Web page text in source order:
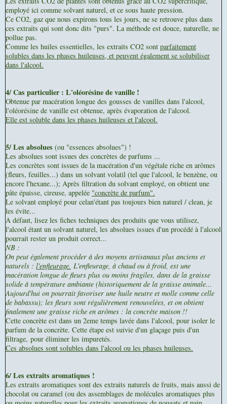
employé ici comme solvant naturel, et ce sous haute pression.
Ce CO2, gaz que nous expirons tous les jours, ne se retrouve plus dans
ces extraits qui sont donc dits "purs". La méthode est douce, naturelle, ne
pollue pas.
Comme les huiles essentielles, les extraits CO2 sont parfaitement
solubles dans les phases huileuses, et peuvent également se solubiliser
dans l'alcool.
4/ Cas particulier : L'oléorésine de vanille !
Obtenue par macération longue des gousses de vanilles dans l'alcool,
l'oléorésine de vanille est obtenue, après évaporation de l'alcool.
Elle est soluble dans les phases huileuses et l'alcool.
5/ Les absolues (ou "essences absolues") !
Les absolues sont issues des concrètes de parfums ...
Les concrètes sont issues de la macération d'un végétale riche en arômes
(fleurs, feuilles...) dans un solvant volatil (tel que l'alcool, le benzène, ou
encore l'hexane...); Après filtration du solvant employé, on obtient une
pâte épaisse, cireuse, appelée "concrète de parfum".
Le solvant employé pour celan'étant pas toujours bien naturel / clean, je
les évite...
A défaut, lisez les fiches techniques des produits que vous utilisez,
l'alcool étant un solvant naturel, les absolues issues d'un procédé à l'alcool
pourrait rester un produit correct...
NB :
On peut également procéder à des moyens artisanaux plus anciens et
naturels : l'enfleurage. L'enfleurage, à chaud ou à froid, est une
macération longue de fleurs plus ou moins fragiles, dans de la graisse
solide à température ambiante (historiquement de la graisse animale...
Aujourd'hui on pourrait favoriser une huile neutre et molle comme celle
de babassu); les fleurs sont régulièrement renouvelées, et on obtient
finalement une graisse riche en arômes : la concrète maison !!
Cette concrète est dans un 2eme temps lavée dans l'alcool, pour isoler le
parfum de la concrète. Cette étape est suivie d'un glaçage puis d'un
filtrage, pour éliminer les impuretés.
Ces absolues sont solubles dans l'alcool ou les phases huileuses.
6/ Les extraits aromatiques !
Les extraits aromatiques sont des extraits naturels de fruits, mais aussi de
chocolat ou caramel (ou des assemblages de molécules aromatiques plus